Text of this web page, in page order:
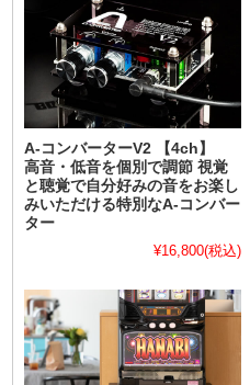
A-コンバーターV2 【4ch】
高音・低音を個別で調節 視覚
と聴覚で自分好みの音をお楽し
みいただける特別なA-コンバー
ター
¥16,800(税込)